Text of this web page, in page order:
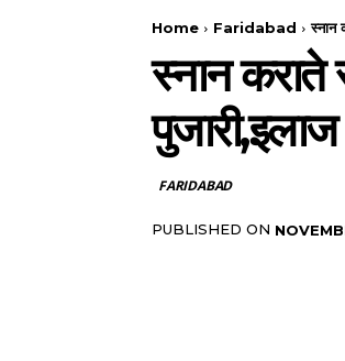
Home Faridabad स्नान
स्नान
FARIDABAD
PUBLISHED ON